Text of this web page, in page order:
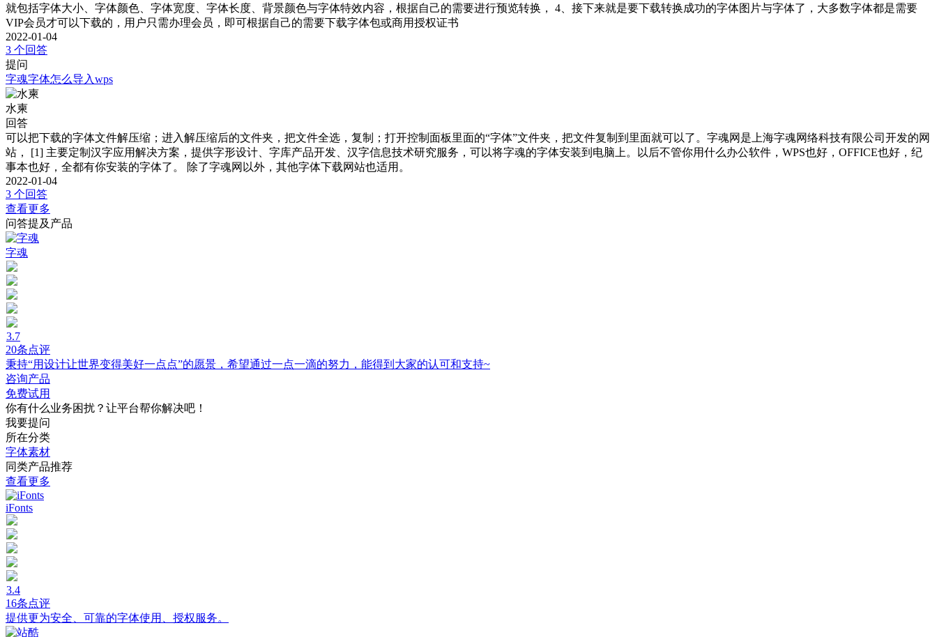
就包括字体大小、字体颜色、字体宽度、字体长度、背景颜色与字体特效内容，根据自己的需要进行预览转换， 4、接下来就是要下载转换成功的字体图片与字体了，大多数字体都是需要
VIP会员才可以下载的，用户只需办理会员，即可根据自己的需要下载字体包或商用授权证书
2022-01-04
3 个回答
提问
字魂字体怎么导入wps
水柬
回答
可以把下载的字体文件解压缩；进入解压缩后的文件夹，把文件全选，复制；打开控制面板里面的“字体”文件夹，把文件复制到里面就可以了。字魂网是上海字魂网络科技有限公司开发的网
站， [1] 主要定制汉字应用解决方案，提供字形设计、字库产品开发、汉字信息技术研究服务，可以将字魂的字体安装到电脑上。以后不管你用什么办公软件，WPS也好，OFFICE也好，纪
事本也好，全都有你安装的字体了。 除了字魂网以外，其他字体下载网站也适用。
2022-01-04
3 个回答
查看更多
问答提及产品
字魂
3.7
20条点评
秉持“用设计让世界变得美好一点点”的愿景，希望通过一点一滴的努力，能得到大家的认可和支持~
咨询产品
免费试用
你有什么业务困扰？让平台帮你解决吧！
我要提问
所在分类
字体素材
同类产品推荐
查看更多
iFonts
3.4
16条点评
提供更为安全、可靠的字体使用、授权服务。